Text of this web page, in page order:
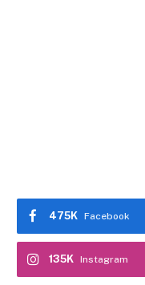
Facebook
475K
Instagram
135K